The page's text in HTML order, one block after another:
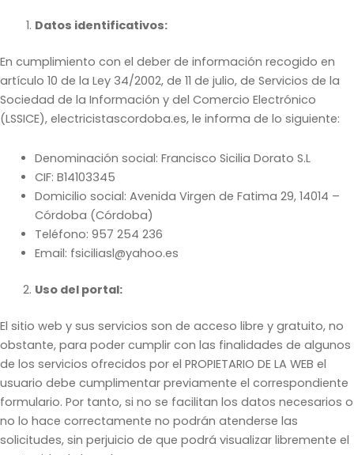
Datos identificativos:
En cumplimiento con el deber de información recogido en
artículo 10 de la Ley 34/2002, de 11 de julio, de Servicios de la
Sociedad de la Información y del Comercio Electrónico
(LSSICE), electricistascordoba.es, le informa de lo siguiente:
Denominación social: Francisco Sicilia Dorato S.L
CIF: B14103345
Domicilio social: Avenida Virgen de Fatima 29, 14014 –
Córdoba (Córdoba)
Teléfono: 957 254 236
Email: fsiciliasl@yahoo.es
Uso del portal:
El sitio web y sus servicios son de acceso libre y gratuito, no
obstante, para poder cumplir con las finalidades de algunos
de los servicios ofrecidos por el PROPIETARIO DE LA WEB el
usuario debe cumplimentar previamente el correspondiente
formulario. Por tanto, si no se facilitan los datos necesarios o
no lo hace correctamente no podrán atenderse las
solicitudes, sin perjuicio de que podrá visualizar libremente el